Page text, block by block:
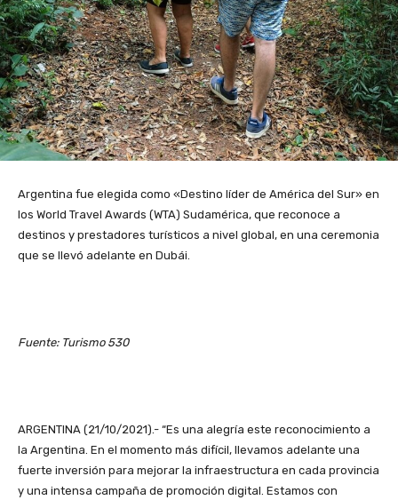
Argentina fue elegida como «Destino líder de América del Sur» en
los World Travel Awards (WTA) Sudamérica, que reconoce a
destinos y prestadores turísticos a nivel global, en una ceremonia
que se llevó adelante en Dubái.
Fuente: Turismo 530
ARGENTINA (21/10/2021).- “Es una alegría este reconocimiento a
la Argentina. En el momento más difícil, llevamos adelante una
fuerte inversión para mejorar la infraestructura en cada provincia
y una intensa campaña de promoción digital. Estamos con